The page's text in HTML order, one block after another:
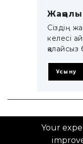
Сіздің
келесі
қалайсыз
Ұсыну
Your